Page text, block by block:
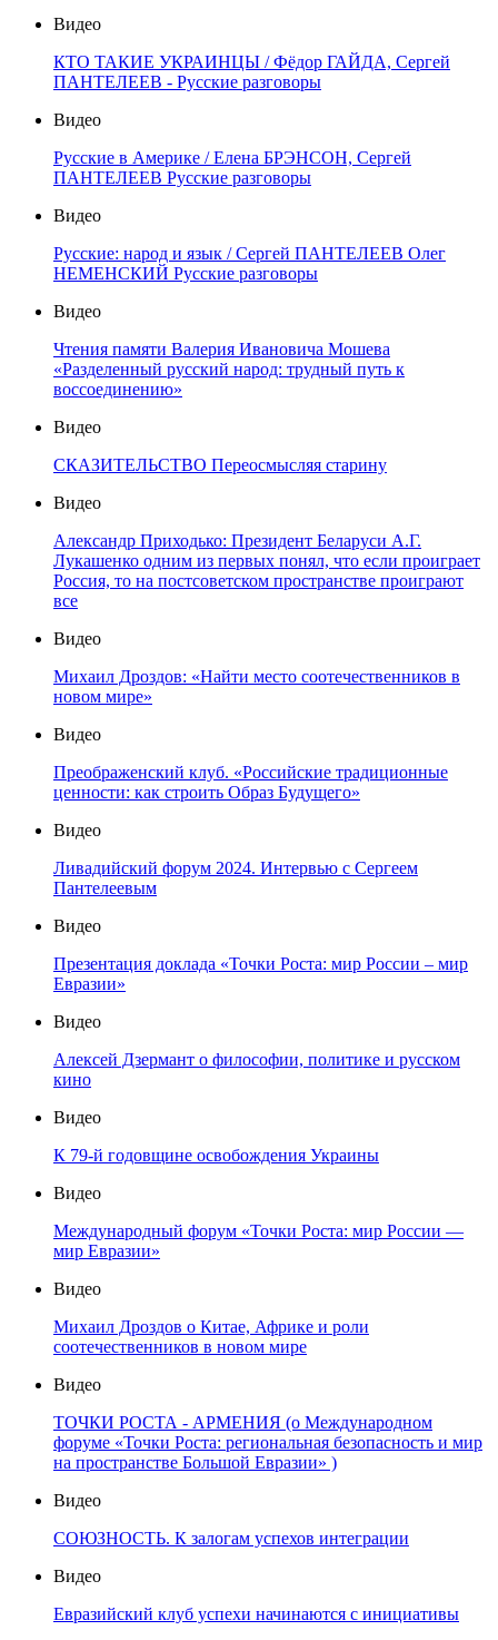
Видео
КТО ТАКИЕ УКРАИНЦЫ / Фёдор ГАЙДА, Сергей
ПАНТЕЛЕЕВ - Русские разговоры
Видео
Русские в Америке / Елена БРЭНСОН, Сергей
ПАНТЕЛЕЕВ Русские разговоры
Видео
Русские: народ и язык / Сергей ПАНТЕЛЕЕВ Олег
НЕМЕНСКИЙ Русские разговоры
Видео
Чтения памяти Валерия Ивановича Мошева
«Разделенный русский народ: трудный путь к
воссоединению»
Видео
СКАЗИТЕЛЬСТВО Переосмысляя старину
Видео
Александр Приходько: Президент Беларуси А.Г.
Лукашенко одним из первых понял, что если проиграет
Россия, то на постсоветском пространстве проиграют
все
Видео
Михаил Дроздов: «Найти место соотечественников в
новом мире»
Видео
Преображенский клуб. «Российские традиционные
ценности: как строить Образ Будущего»
Видео
Ливадийский форум 2024. Интервью с Сергеем
Пантелеевым
Видео
Презентация доклада «Точки Роста: мир России – мир
Евразии»
Видео
Алексей Дзермант о философии, политике и русском
кино
Видео
К 79-й годовщине освобождения Украины
Видео
Международный форум «Точки Роста: мир России —
мир Евразии»
Видео
Михаил Дроздов о Китае, Африке и роли
соотечественников в новом мире
Видео
ТОЧКИ РОСТА - АРМЕНИЯ (о Международном
форуме «Точки Роста: региональная безопасность и мир
на пространстве Большой Евразии» )
Видео
СОЮЗНОСТЬ. К залогам успехов интеграции
Видео
Евразийский клуб успехи начинаются с инициативы